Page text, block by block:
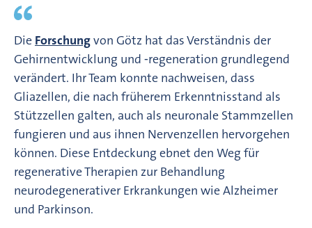
Die Forschungvon Götz hat das Verständnis der
Gehirnentwicklung und ‑regeneration grundlegend
verändert. Ihr Team konnte nachweisen, dass
Gliazellen, die nach früherem Erkenntnisstand als
Stützzellen galten, auch als neuronale Stammzellen
fungieren und aus ihnen Nervenzellen hervorgehen
können. Diese Entdeckung ebnet den Weg für
regenerative Therapien zur Behandlung
neurodegenerativer Erkrankungen wie Alzheimer
und Parkinson.